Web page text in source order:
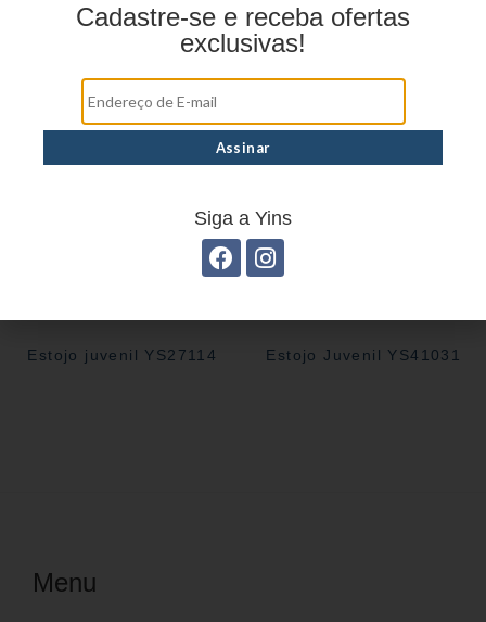
Estojo Juvenil YS27103 Estojo Juvenil YS41028
Estojo juvenil YS27114 Estojo Juvenil YS41031
Menu
Cadastre-se e receba ofertas
exclusivas!
Siga a Yins